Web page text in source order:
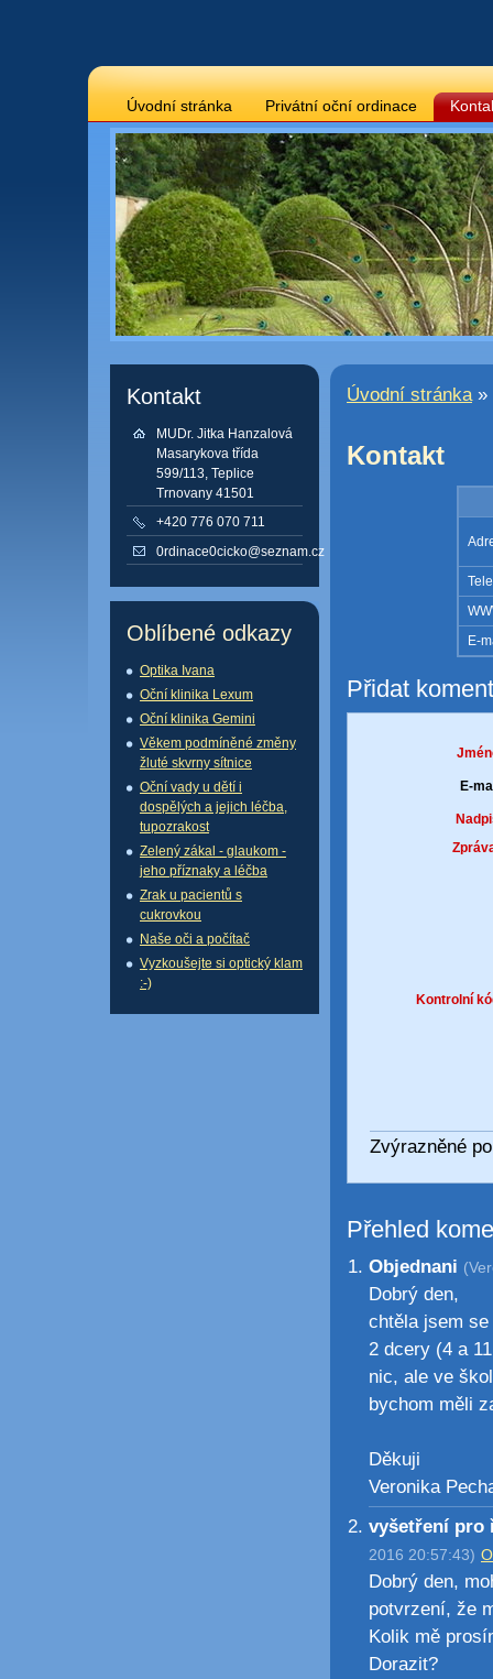
Úvodní stránka Privátní oční ordinace
Úvodní stránka»
Kontakt
E-
Přidat
E-
Kontrolní
Zvýrazněné
Přehled
Objednani
Dobrý den,
chtěla jsem
2 dcery (4 a
nic, ale ve
bychom měli
Děkuji
Veronika
vyšetření pro
2016 20:57:43)
Dobrý den,
potvrzení, že
Kolik mě
Dorazit?
Kontakt
MUDr. Jitka Hanzalová
Masarykova třída
599/113, Teplice
Trnovany 41501
+420 776 070 711
0rdinace0cicko@seznam.cz
Oblíbené odkazy
Optika Ivana
Oční klinika Lexum
Oční klinika Gemini
Věkem podmíněné změny
žluté skvrny sítnice
Oční vady u dětí i
dospělých a jejich léčba,
tupozrakost
Zelený zákal - glaukom -
jeho příznaky a léčba
Zrak u pacientů s
cukrovkou
Naše oči a počítač
Vyzkoušejte si optický klam
:-)